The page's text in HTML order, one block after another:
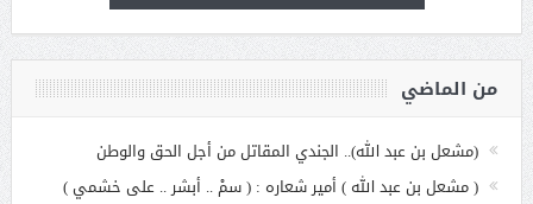
من الماضي
(مشعل بن عبد الله).. الجندي المقاتل من أجل الحق والوطن
( مشعل بن عبد الله ) أمير شعاره : ( سمْ .. أبشر .. على خشمي )